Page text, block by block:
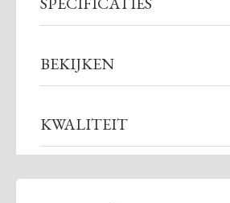
BEKIJKEN
KWALITEIT